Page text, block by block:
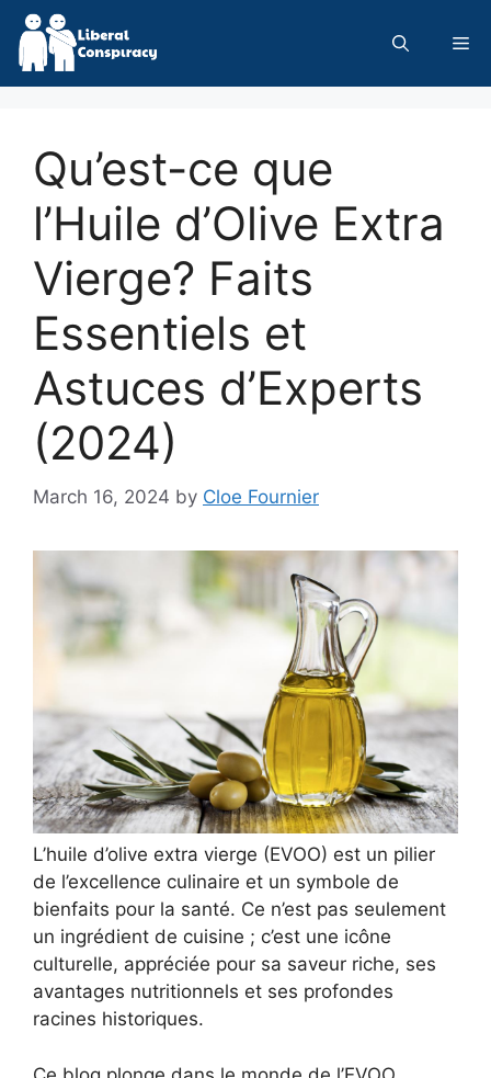
Skip
content
Qu’est-ce que
l’Huile d’Olive Extra
Vierge? Faits
Essentiels et
Astuces d’Experts
(2024)
March 16, 2024 by Cloe Fournier
L’huile d’olive extra vierge (EVOO) est un pilier
de l’excellence culinaire et un symbole de
bienfaits pour la santé. Ce n’est pas seulement
un ingrédient de cuisine ; c’est une icône
culturelle, appréciée pour sa saveur riche, ses
avantages nutritionnels et ses profondes
racines historiques.